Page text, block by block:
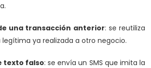
una transacción anterior: se reutiliza
ya realizada a otro negocio.
texto falso: se envía un SMS que imita la